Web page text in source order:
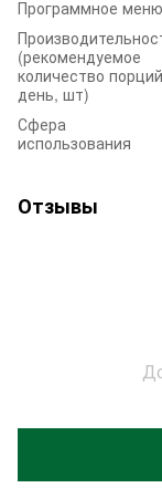
Программное меню
(рекомендуемое
количество
день, шт)
Сфера
использования
Отзывы